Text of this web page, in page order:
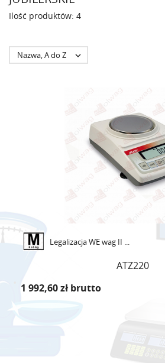
Ilość produktów: 4
Nazwa, A do Z 
Legalizacja WE wag II ...
ATZ220
1 992,60 zł brutto